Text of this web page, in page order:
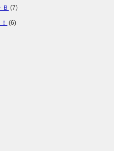
Ｂ (7)
(6)